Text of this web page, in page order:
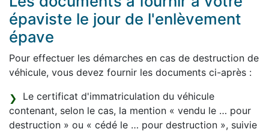
épaviste le jour de l'enlèvement
épave
Pour effectuer les démarches en cas de destruction de
véhicule, vous devez fournir les documents ci-après :
Le certificat d'immatriculation du véhicule
contenant, selon le cas, la mention « vendu le … pour
destruction » ou « cédé le … pour destruction », suivie